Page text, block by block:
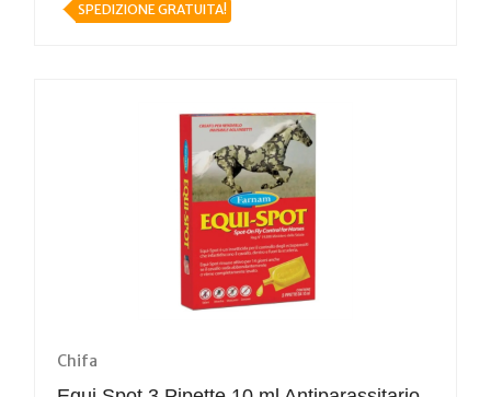
SPEDIZIONE GRATUITA!
Chifa